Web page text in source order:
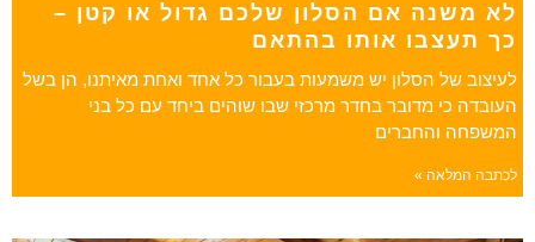
לא משנה אם הסלון שלכם גדול או קטן –
כך תעצבו אותו בהתאם
לעיצוב של הסלון יש משמעות בעבור כל אחד ואחת מאיתנו, הן בשל
העובדה כי מדובר בחדר מרכזי שבו שוהים ביחד עם כל בני
המשפחה והחברים
לכתבה המלאה »